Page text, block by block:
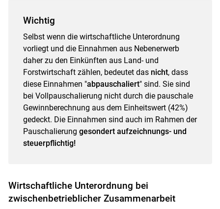
Wichtig
Selbst wenn die wirtschaftliche Unterordnung
vorliegt und die Einnahmen aus Nebenerwerb
daher zu den Einkünften aus Land- und
Forstwirtschaft zählen, bedeutet das nicht, dass
diese Einnahmen "abpauschaliert" sind. Sie sind
bei Vollpauschalierung nicht durch die pauschale
Gewinnberechnung aus dem Einheitswert (42%)
gedeckt. Die Einnahmen sind auch im Rahmen der
Pauschalierung gesondert aufzeichnungs- und
steuerpflichtig!
Wirtschaftliche Unterordnung bei
zwischenbetrieblicher Zusammenarbeit